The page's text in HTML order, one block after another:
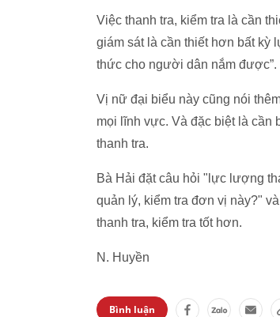
Việc thanh tra, kiểm tra là cần
giám sát là cần thiết hơn bất kỳ
thức cho người dân nắm được”.
Vị nữ đại biểu này cũng nói
mọi lĩnh vực. Và đặc biệt là
thanh tra.
Bà Hải đặt câu hỏi "lực lượng
quản lý, kiểm tra đơn vị này?"
thanh tra, kiểm tra tốt hơn.
N. Huyền
Bình luận